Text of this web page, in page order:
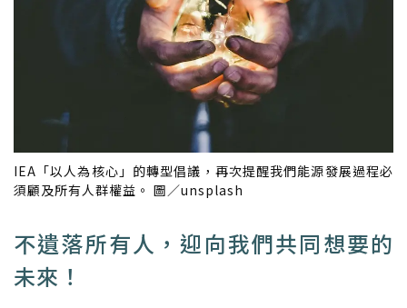
IEA「以人為核心」的轉型倡議，再次提醒我們能源發展過程必
須顧及所有人群權益。 圖／unsplash
不遺落所有人，迎向我們共同想要的
未來！